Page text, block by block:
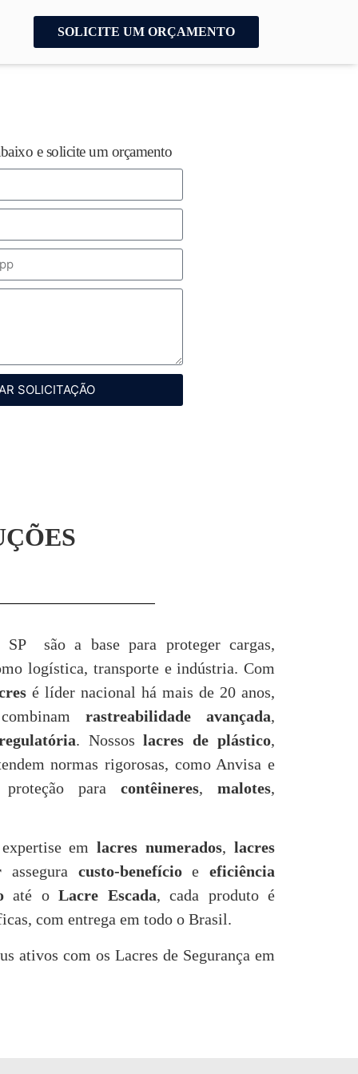
SOLICITE UM ORÇAMENTO
e solicite um orçamento
SOLICITAÇÃO
são a base para proteger cargas,
logística, transporte e indústria. Com
é líder nacional há mais de 20 anos,
rastreabilidade avançada,
. Nossoslacres de plástico,
normas rigorosas, como Anvisa e
para contêineres, malotes,
emlacres numerados, lacres
assegura custo-benefícioeeficiência
até oLacre Escada, cada produto é
com entrega em todo o Brasil.
ativos com os Lacres de Segurança em